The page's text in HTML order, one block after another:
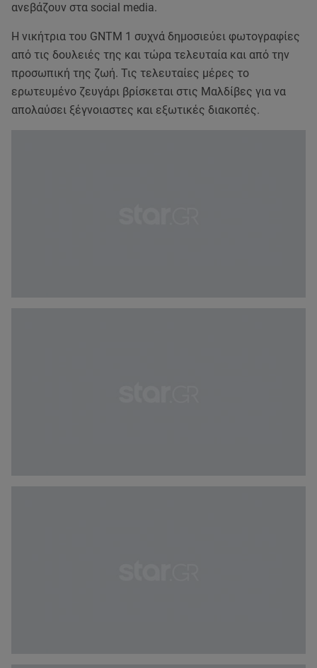
ανεβάζουν στα social media.
Η νικήτρια του GNTM 1 συχνά δημοσιεύει φωτογραφίες
από τις δουλειές της και τώρα τελευταία και από την
προσωπική της ζωή. Τις τελευταίες μέρες το
ερωτευμένο ζευγάρι βρίσκεται στις Μαλδίβες για να
απολαύσει ξέγνοιαστες και εξωτικές διακοπές.